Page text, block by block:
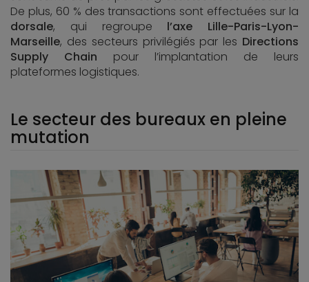
De plus, 60 % des transactions sont effectuées sur la
dorsale, qui regroupe l’axe Lille-Paris-Lyon-
Marseille, des secteurs privilégiés par les Directions
Supply Chain pour l’implantation de leurs
plateformes logistiques.
Le secteur des bureaux en pleine
mutation